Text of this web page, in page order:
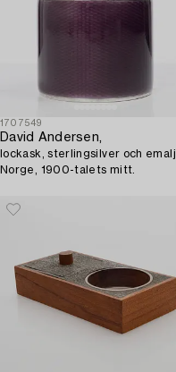
1707549
David Andersen,
lockask, sterlingsilver och emalj,
Norge, 1900-talets mitt.